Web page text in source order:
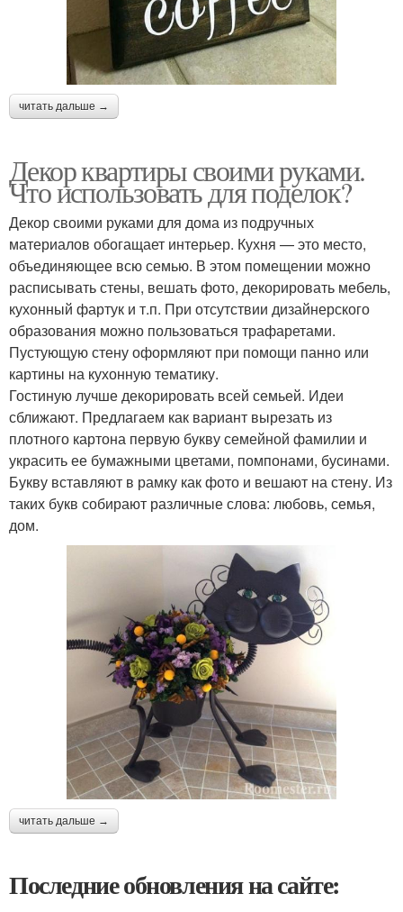
читать дальше →
Декор квартиры своими руками.
Что использовать для поделок?
Декор своими руками для дома из подручных
материалов обогащает интерьер. Кухня — это место,
объединяющее всю семью. В этом помещении можно
расписывать стены, вешать фото, декорировать мебель,
кухонный фартук и т.п. При отсутствии дизайнерского
образования можно пользоваться трафаретами.
Пустующую стену оформляют при помощи панно или
картины на кухонную тематику.
Гостиную лучше декорировать всей семьей. Идеи
сближают. Предлагаем как вариант вырезать из
плотного картона первую букву семейной фамилии и
украсить ее бумажными цветами, помпонами, бусинами.
Букву вставляют в рамку как фото и вешают на стену. Из
таких букв собирают различные слова: любовь, семья,
дом.
читать дальше →
Последние обновления на сайте: